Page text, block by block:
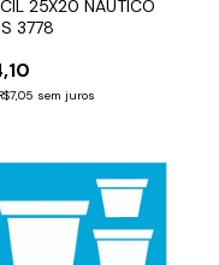
25X20 NAUTICO
3778
sem juros